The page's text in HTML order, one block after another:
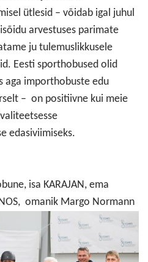
ütlesid – võidab igal juhul
arvestuses parimate
ju tulemuslikkusele
Eesti sporthobused olid
aga importhobuste edu
– on positiivne kui meie
edasiviimiseks.
isa KARAJAN, ema
omanik Margo Normann